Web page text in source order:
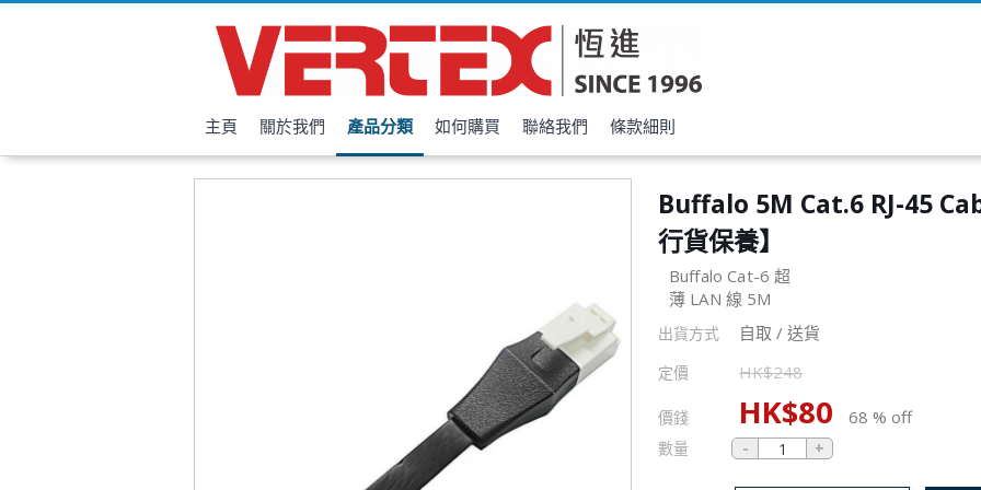
主頁 關於我們 產品分類 如何購買 聯絡我們 條款細則
Buffalo 5M Cat.6 RJ-45
行貨保養】
Buffalo Cat-6 超
薄 LAN 線 5M
出貨方式 自取 / 送貨
定價 HK$248
價錢 HK$80 68 % off
數量